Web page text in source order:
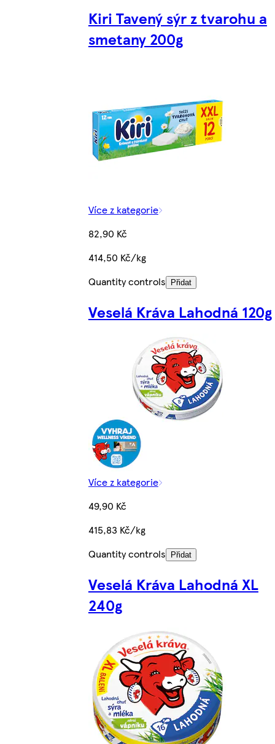
Kiri Tavený sýr z tvarohu a
smetany 200g
Více z kategorie
82,90 Kč
414,50 Kč/kg
Quantity controls
Přidat
Veselá Kráva Lahodná 120g
Více z kategorie
49,90 Kč
415,83 Kč/kg
Quantity controls
Přidat
Veselá Kráva Lahodná XL
240g